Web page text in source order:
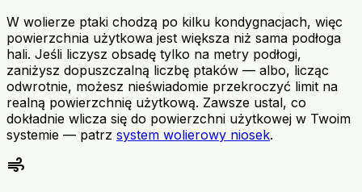
W wolierze ptaki chodzą po kilku kondygnacjach, więc
powierzchnia użytkowa jest większa niż sama podłoga
hali. Jeśli liczysz obsadę tylko na metry podłogi,
zaniżysz dopuszczalną liczbę ptaków — albo, licząc
odwrotnie, możesz nieświadomie przekroczyć limit na
realną powierzchnię użytkową. Zawsze ustal, co
dokładnie wlicza się do powierzchni użytkowej w Twoim
systemie — patrz system wolierowy niosek.
air